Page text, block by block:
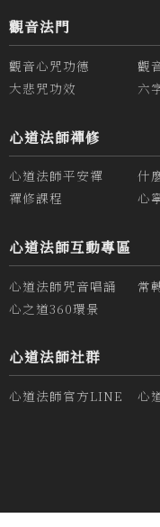
觀音法門
觀音心咒功德 觀
大悲咒功效
六
心道法師禪修
心道法師平安禪 什
禪修課程
心
心道法師互動專區
心道法師咒音唱誦 常
心之道360環景
心道法師社群
心道法師官方LINE 心